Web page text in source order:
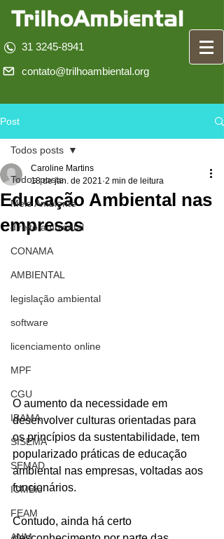
31 3245-8941
contato@trilhoambiental.org
Post
Todos posts
Meio Ambiente
direito ambiental
CONAMA
AMBIENTAL
legislação ambiental
software
licenciamento online
MPF
CGU
IBAMA
SISEMA
SEMAD
ICMBio
FEAM
Todos posts
Educação Ambiental nas
empresas
Caroline Martins
18 de jan. de 2021 2 min de leitura
O aumento da necessidade em
desenvolver culturas orientadas para
os princípios da sustentabilidade, tem
popularizado práticas de educação
ambiental nas empresas, voltadas aos
funcionários.
Contudo, ainda há certo